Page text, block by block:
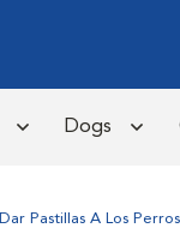
Dogs
Dar Pastillas A Los Perros